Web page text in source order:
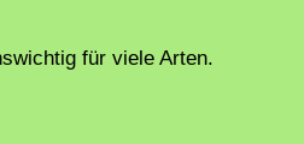
für viele Arten.